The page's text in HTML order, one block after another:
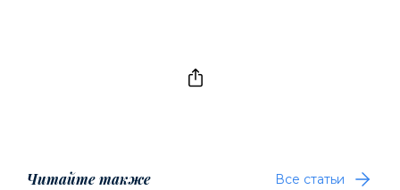
Читайте также Все статьи